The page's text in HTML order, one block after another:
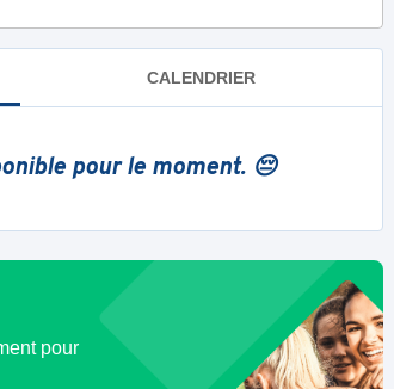
CALENDRIER
pour le moment. 😔
pour